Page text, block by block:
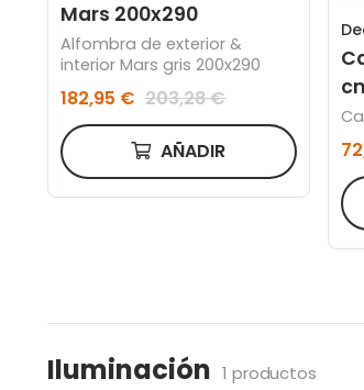
Mars 200x290
Alfombra de exterior &
interior Mars gris 200x290
182,95 € 203,28 €
AÑADIR
Iluminación 1 productos